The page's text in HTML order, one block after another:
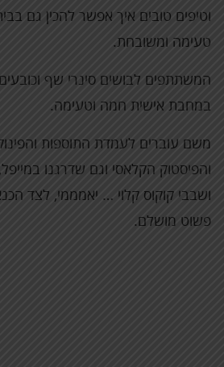
וטיפים טובים איך אפשר להכין גם
טעימה ומשובחת.
המשתתפים לבושים סינרי שף
במחבת אישית חמה וטעימה.
משם עוברים לעמדת התוספות
והפיסטוק הקלאסי וגם שדרגנו
ושבבי קוקוס קלוי … יאמממי, לצד
פשוט מושלם.